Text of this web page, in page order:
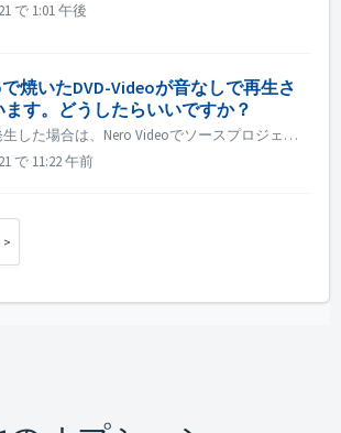
で 1:01 午後
焼いたDVD-Videoが音なしで再生さ
す。どうしたらいいですか？
この問題が発生した場合は、Nero Videoでソースプロジェクトをプレビューしてください。焼く前に音が出ているかどうか確認してください。ソースをプレビューしても音が出ない場合は、ソースファイルに問題があることを意味します。 ソースプロジェクトをプレビューしても問題がない場合は、以下の方法をお試しください: ...
で 11:22 午前